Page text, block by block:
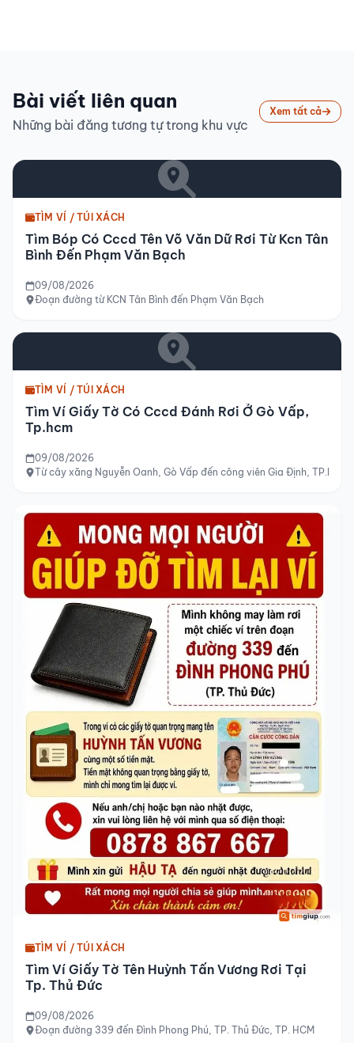
Bài viết liên quan
Những bài đăng tương tự trong khu vực
Xem tất cả
TÌM VÍ / TÚI XÁCH
Tìm Bóp Có Cccd Tên Võ Văn Dữ Rơi Từ Kcn Tân
Bình Đến Phạm Văn Bạch
09/08/2026
Đoạn đường từ KCN Tân Bình đến Phạm Văn Bạch
TÌM VÍ / TÚI XÁCH
Tìm Ví Giấy Tờ Có Cccd Đánh Rơi Ở Gò Vấp,
Tp.hcm
09/08/2026
Từ cây xăng Nguyễn Oanh, Gò Vấp đến công viên Gia Định, TP.HCM
TÌM VÍ / TÚI XÁCH
Tìm Ví Giấy Tờ Tên Huỳnh Tấn Vương Rơi Tại
Tp. Thủ Đức
09/08/2026
Đoạn đường 339 đến Đình Phong Phú, TP. Thủ Đức, TP. HCM